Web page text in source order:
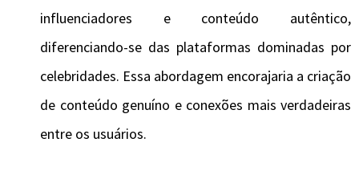
influenciadores e conteúdo autêntico,
diferenciando-se das plataformas dominadas por
celebridades. Essa abordagem encorajaria a criação
de conteúdo genuíno e conexões mais verdadeiras
entre os usuários.